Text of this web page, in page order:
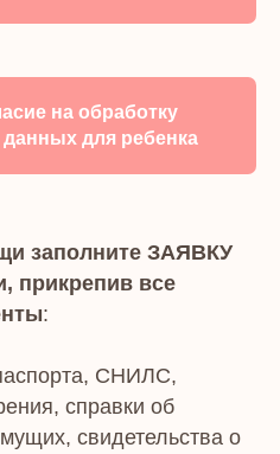
на обработку
для ребенка
заполните ЗАЯВКУ
прикрепив все
:
СНИЛС,
справки об
свидетельства о